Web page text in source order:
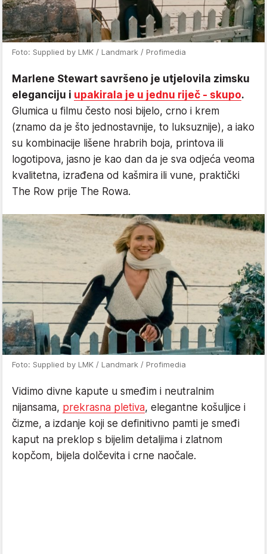
Foto: Supplied by LMK / Landmark / Profimedia
Marlene Stewart savršeno je utjelovila zimsku
eleganciju i upakirala je u jednu riječ - skupo.
Glumica u filmu često nosi bijelo, crno i krem
(znamo da je što jednostavnije, to luksuznije), a iako
su kombinacije lišene hrabrih boja, printova ili
logotipova, jasno je kao dan da je sva odjeća veoma
kvalitetna, izrađena od kašmira ili vune, praktički
The Row prije The Rowa.
Foto: Supplied by LMK / Landmark / Profimedia
Vidimo divne kapute u smeđim i neutralnim
nijansama, prekrasna pletiva, elegantne košuljice i
čizme, a izdanje koji se definitivno pamti je smeđi
kaput na preklop s bijelim detaljima i zlatnom
kopčom, bijela dolčevita i crne naočale.